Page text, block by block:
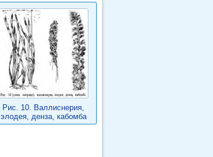
Рис. 10. Валлиснерия,
элодея, денза, кабомба